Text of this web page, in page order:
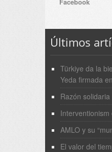
Últimos
Türkiye da la
Yeda firmada
Razón solidaria
Interventionism
AMLO y su
El valor del